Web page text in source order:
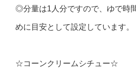
◎分量は1人分ですので、ゆで時
めに目安として設定しています。
☆コーンクリームシチュー☆